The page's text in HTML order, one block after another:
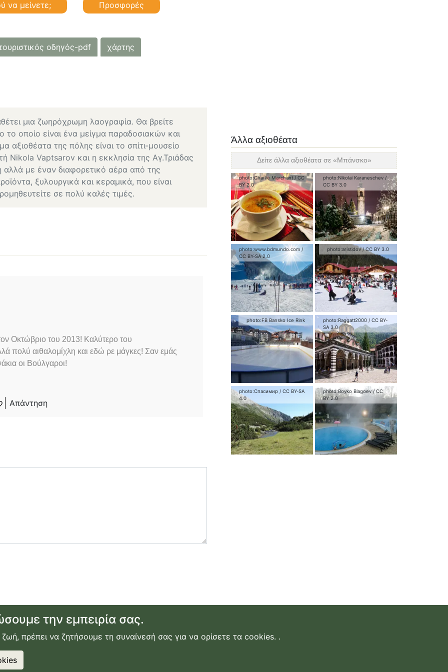
να μείνετε; Προσφορές
οδηγός-pdf χάρτης
μια ζωηρόχρωμη λαογραφία. Θα βρείτε
οποίο είναι ένα μείγμα παραδοσιακών και
της πόλης είναι το σπίτι-μουσείο
Nikola Vaptsarov και η εκκλησία της Αγ.Τριάδας
με έναν διαφορετικό αέρα από της
ξυλουργικά και κεραμικά, που είναι
σε πολύ καλές τιμές.
Οκτώβριο του 2013! Καλύτερο του
πολύ αιθαλομίχλη και εδώ ρε μάγκες! Σαν εμάς
οι Βούλγαροι!
Απάντηση
Άλλα αξιοθέατα
Δείτε άλλα αξιοθέατα σε «Μπάνσκο»
photo:Charlie Marchant / CC
BY 2.0
photo:Nikolai Karaneschev /
CC BY 3.0
photo:www.bdmundo.com /
CC BY-SA 2.0
photo:aristidov /CC BY 3.0
photo:FB Bansko Ice Rink photo:Raggatt2000 / CC BY-
SA 3.0
photo:Спасимир / CC BY-SA
4.0
photo:Boyko Blagoev / CC
BY 2.0
αυτοκινήτου| ακτοπλοϊκά εισιτήρια|εγγραφή ή σύνδεση |επικοινωνία
χρήσης
Κατασκευή Ιστοσελίδας
την εμπειρία σας.
πρέπει να ζητήσουμε τη συναίνεσή σας για να ορίσετε τα cookies. .